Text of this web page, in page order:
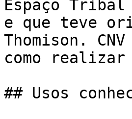
Espaço
e que teve
Thomison.
como
## Usos